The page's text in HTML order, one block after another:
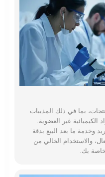
بما في ذلك المذيبات
الكيميائية غير العضوية.
وخدمة ما بعد البيع بدقة
والاستخدام الخالي من
بك.